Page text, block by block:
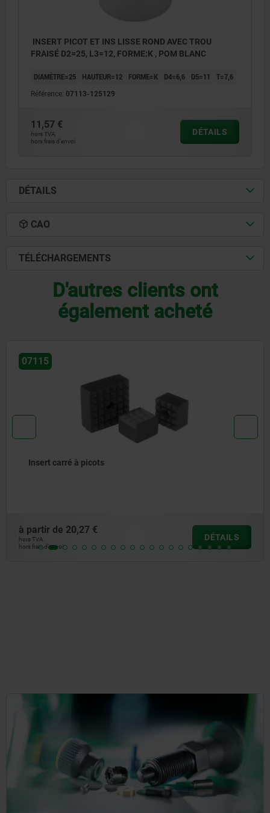
INSERT PICOT ET INS LISSE ROND AVEC TROU
FRAISÉ D2=25, L3=12, FORME:K , POM BLANC
DIAMÈTRE=25 HAUTEUR=12 FORME=K D4=6,6 D5=11 T=7,6
Référence: 07113-125129
11,57 €
hors TVA
hors frais d’envoi
DÉTAILS
DÉTAILS
CAO
TÉLÉCHARGEMENTS
D'autres clients ont
également acheté
07113
Insert rond lisse ou à picots
à partir de11,64 €
hors TVA
hors frais d’envoi
DÉTAILS